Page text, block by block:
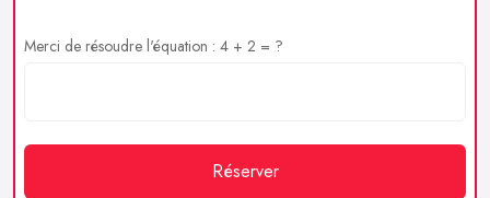
Merci de résoudre l'équation : 4 + 2 = ?
Réserver